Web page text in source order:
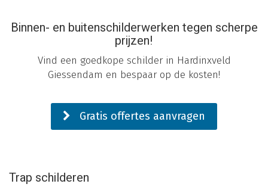
Binnen- en buitenschilderwerken tegen scherpe
prijzen!
Vind een goedkope schilder in Hardinxveld
Giessendam en bespaar op de kosten!
Gratis offertes aanvragen
Trap schilderen